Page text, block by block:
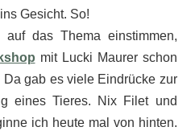
Gesicht. So!
das Thema einstimmen,
mit Lucki Maurer schon
gab es viele Eindrücke zur
eines Tieres. Nix Filet und
ich heute mal von hinten.